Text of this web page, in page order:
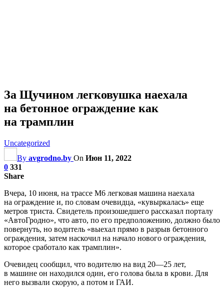
За Щучином легковушка наехала
на бетонное ограждение как
на трамплин
Uncategorized
By avgrodno.by On Июн 11, 2022
0 331
Share
Вчера, 10 июня, на трассе М6 легковая машина наехала
на ограждение и, по словам очевидца, «кувыркалась» еще
метров триста. Свидетель произошедшего рассказал порталу
«АвтоГродно», что авто, по его предположению, должно было
повернуть, но водитель «выехал прямо в разрыв бетонного
ограждения, затем наскочил на начало нового ограждения,
которое сработало как трамплин».
Очевидец сообщил, что водителю на вид 20—25 лет,
в машине он находился один, его голова была в крови. Для
него вызвали скорую, а потом и ГАИ.